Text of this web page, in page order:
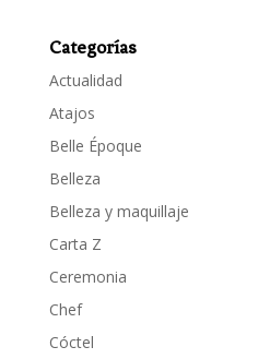
Categorías
Actualidad
Atajos
Belle Époque
Belleza
Belleza y maquillaje
Carta Z
Ceremonia
Chef
Cóctel